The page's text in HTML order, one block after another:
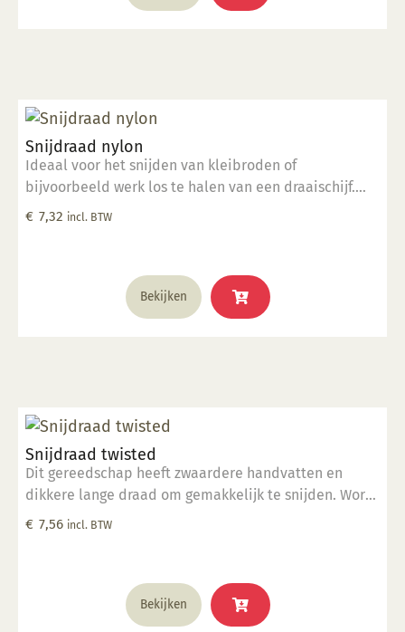
Snijdraad nylon
Ideaal voor het snijden van kleibroden of
bijvoorbeeld werk los te halen van een draaischijf.
Gemaakt van hoogwaardig nylon.
€ 7,32 incl. BTW
Bekijken
Snijdraad twisted
Dit gereedschap heeft zwaardere handvatten en
dikkere lange draad om gemakkelijk te snijden. Wordt
geleverd in een hitteverzegelde polybag.
€ 7,56 incl. BTW
Bekijken